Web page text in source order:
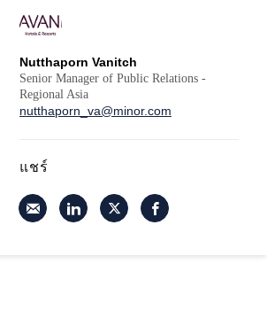
Nutthaporn Vanitch
Senior Manager of Public Relations -
Regional Asia
nutthaporn_va@minor.com
แชร์